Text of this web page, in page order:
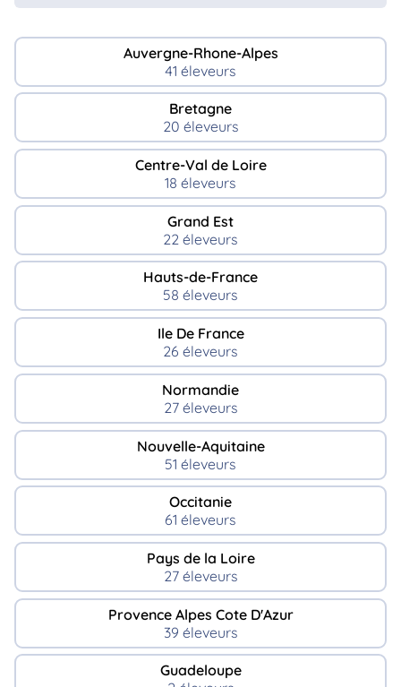
Auvergne-Rhone-Alpes
41 éleveurs
Bretagne
20 éleveurs
Centre-Val de Loire
18 éleveurs
Grand Est
22 éleveurs
Hauts-de-France
58 éleveurs
Ile De France
26 éleveurs
Normandie
27 éleveurs
Nouvelle-Aquitaine
51 éleveurs
Occitanie
61 éleveurs
Pays de la Loire
27 éleveurs
Provence Alpes Cote D'Azur
39 éleveurs
Guadeloupe